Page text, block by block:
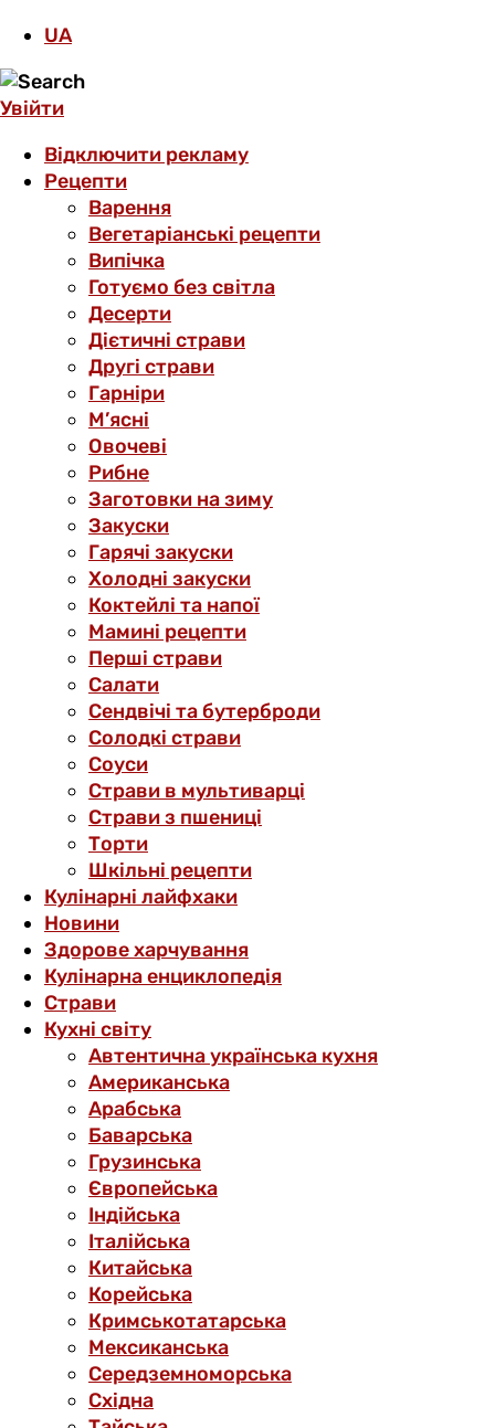
UA
Увійти
Відключити рекламу
Рецепти
Варення
Вегетаріанські рецепти
Випічка
Готуємо без світла
Десерти
Дієтичні страви
Другі страви
Гарніри
М’ясні
Овочеві
Рибне
Заготовки на зиму
Закуски
Гарячі закуски
Холодні закуски
Коктейлі та напої
Мамині рецепти
Перші страви
Салати
Сендвічі та бутерброди
Солодкі страви
Соуси
Страви в мультиварці
Страви з пшениці
Торти
Шкільні рецепти
Кулінарні лайфхаки
Новини
Здорове харчування
Кулінарна енциклопедія
Страви
Кухні світу
Автентична українська кухня
Американська
Арабська
Баварська
Грузинська
Європейська
Індійська
Італійська
Китайська
Корейська
Кримськотатарська
Мексиканська
Середземноморська
Східна